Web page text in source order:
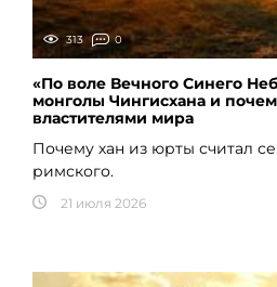
313 0
«По воле Вечного Синего
монголы Чингисхана и
властителями мира
Почему хан из юрты считал
римского.
21 июля 2026